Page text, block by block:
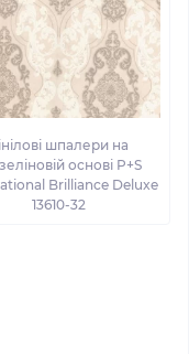
шпалери на
основі P+S
Brilliance Deluxe
13610-32